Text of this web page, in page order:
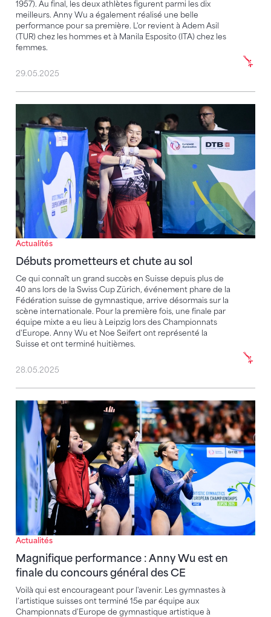
1957). Au final, les deux athlètes figurent parmi les dix
meilleurs. Anny Wu a également réalisé une belle
performance pour sa première. L'or revient à Adem Asil
(TUR) chez les hommes et à Manila Esposito (ITA) chez les
femmes.
29.05.2025
Actualités
Débuts prometteurs et chute au sol
Ce qui connaît un grand succès en Suisse depuis plus de
40 ans lors de la Swiss Cup Zürich, événement phare de la
Fédération suisse de gymnastique, arrive désormais sur la
scène internationale. Pour la première fois, une finale par
équipe mixte a eu lieu à Leipzig lors des Championnats
d'Europe. Anny Wu et Noe Seifert ont représenté la
Suisse et ont terminé huitièmes.
28.05.2025
Actualités
Magnifique performance : Anny Wu est en
finale du concours général des CE
Voilà qui est encourageant pour l'avenir. Les gymnastes à
l’artistique suisses ont terminé 15e par équipe aux
Championnats d'Europe de gymnastique artistique à
Magnifique performance : Anny Wu est en finale